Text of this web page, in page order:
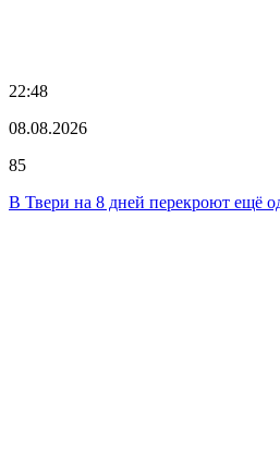
22:48
08.08.2026
85
В Твери на 8 дней перекроют ещё